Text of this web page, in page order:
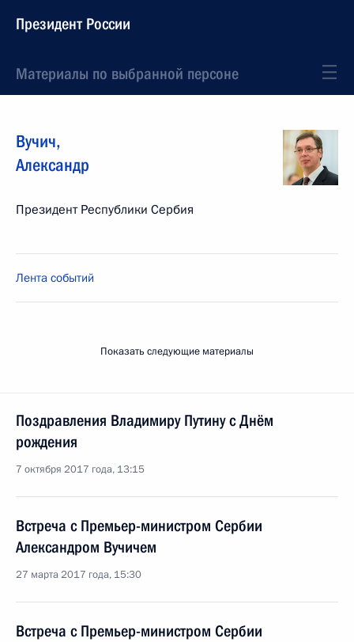
Президент России
Материалы по выбранной персоне
Вучич,
Александр
Президент Республики Сербия
Лента событий
Показать следующие материалы
Поздравления Владимиру Путину с Днём
рождения
7 октября 2017 года, 13:15
Встреча с Премьер-министром Сербии
Александром Вучичем
27 марта 2017 года, 15:30
Встреча с Премьер-министром Сербии